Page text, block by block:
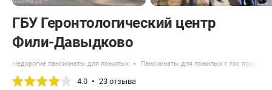
ГБУ Геронтологический центр
Фили-Давыдково
Недорогие пансионаты для пожилых Пансионаты для пожилых с гос
4.0 23 отзыва